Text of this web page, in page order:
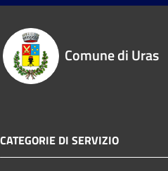
Comune di Uras
CATEGORIE DI SERVIZIO